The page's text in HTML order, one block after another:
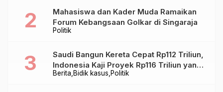
Politik
Mahasiswa dan Kader Muda Ramaikan
Forum Kebangsaan Golkar di Singaraja
Berita Bidik kasus Politik
Saudi Bangun Kereta Cepat Rp112 Triliun,
Indonesia Kaji Proyek Rp116 Triliun yang
Baru Sampai Bandung